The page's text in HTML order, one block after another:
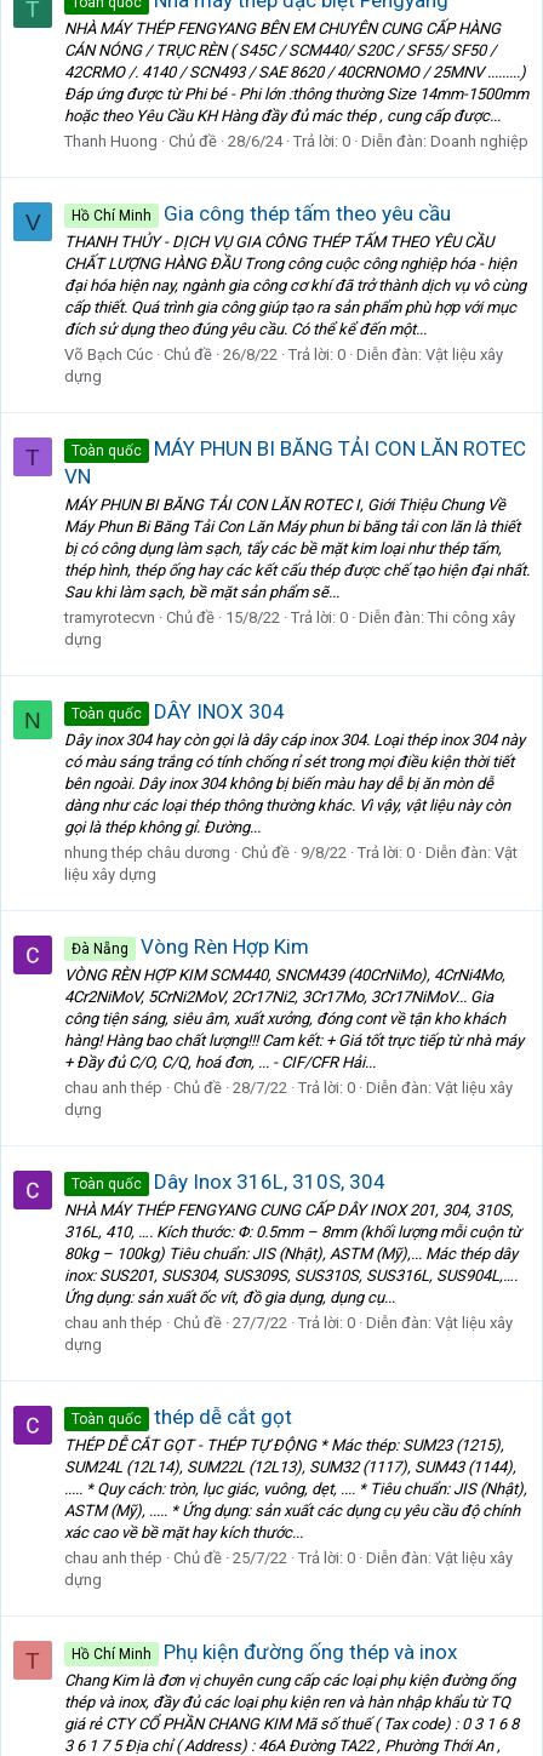
T
NHÀ MÁY THÉP FENGYANG BÊN EM CHUYÊN CUNG CẤP HÀNG
CÁN NÓNG / TRỤC RÈN ( S45C / SCM440/ S20C / SF55/ SF50 /
42CRMO /. 4140 / SCN493 / SAE 8620 / 40CRNOMO / 25MNV .........)
Đáp ứng được từ Phi bé - Phi lớn :thông thường Size 14mm-1500mm
hoặc theo Yêu Cầu KH Hàng đầy đủ mác thép , cung cấp được...
Thanh Huong
Chủ đề 28/6/24 Trả lời: 0 Diễn đàn: Doanh nghiệp
V Hồ Chí Minh Gia công thép tấm theo yêu cầu
THANH THỦY - DỊCH VỤ GIA CÔNG THÉP TẤM THEO YÊU CẦU
CHẤT LƯỢNG HÀNG ĐẦU Trong công cuộc công nghiệp hóa - hiện
đại hóa hiện nay, ngành gia công cơ khí đã trở thành dịch vụ vô cùng
cấp thiết. Quá trình gia công giúp tạo ra sản phẩm phù hợp với mục
đích sử dụng theo đúng yêu cầu. Có thể kể đến một...
Võ Bạch Cúc Chủ đề 26/8/22 Trả lời: 0 Diễn đàn: Vật liệu xây
dựng
T Toàn quốc
MÁY PHUN BI BĂNG TẢI CON LĂN ROTEC
VN
MÁY PHUN BI BĂNG TẢI CON LĂN ROTEC I, Giới Thiệu Chung Về
Máy Phun Bi Băng Tải Con Lăn Máy phun bi băng tải con lăn là thiết
bị có công dụng làm sạch, tẩy các bề mặt kim loại như thép tấm,
thép hình, thép ống hay các kết cấu thép được chế tạo hiện đại nhất.
Sau khi làm sạch, bề mặt sản phẩm sẽ...
tramyrotecvn
Chủ đề 15/8/22 Trả lời: 0 Diễn đàn: Thi công xây
dựng
N Toàn quốc DÂY INOX 304
Dây inox 304 hay còn gọi là dây cáp inox 304. Loại thép inox 304 này
có màu sáng trắng có tính chống rỉ sét trong mọi điều kiện thời tiết
bên ngoài. Dây inox 304 không bị biến màu hay dễ bị ăn mòn dễ
dàng như các loại thép thông thường khác. Vì vậy, vật liệu này còn
gọi là thép không gỉ. Đường...
nhung thép châu dương
Chủ đề 9/8/22 Trả lời: 0 Diễn đàn: Vật
liệu xây dựng
Đà Nẵng Vòng Rèn Hợp Kim
VÒNG RÈN HỢP KIM SCM440, SNCM439 (40CrNiMo), 4CrNi4Mo,
4Cr2NiMoV, 5CrNi2MoV, 2Cr17Ni2, 3Cr17Mo, 3Cr17NiMoV... Gia
công tiện sáng, siêu âm, xuất xưởng, đóng cont về tận kho khách
hàng! Hàng bao chất lượng!!! Cam kết: + Giá tốt trực tiếp từ nhà máy
+ Đầy đủ C/O, C/Q, hoá đơn, ... - CIF/CFR Hải...
chau anh thép
Chủ đề 28/7/22 Trả lời: 0 Diễn đàn: Vật liệu xây
dựng
Toàn quốc Dây Inox 316L, 310S, 304
NHÀ MÁY THÉP FENGYANG CUNG CẤP DÂY INOX 201, 304, 310S,
316L, 410, …. Kích thước: Φ: 0.5mm – 8mm (khối lượng mỗi cuộn từ
80kg – 100kg) Tiêu chuẩn: JIS (Nhật), ASTM (Mỹ),... Mác thép dây
inox: SUS201, SUS304, SUS309S, SUS310S, SUS316L, SUS904L,….
Ứng dụng: sản xuất ốc vít, đồ gia dụng, dụng cụ...
chau anh thép
Chủ đề 27/7/22 Trả lời: 0 Diễn đàn: Vật liệu xây
dựng
Toàn quốc thép dễ cắt gọt
THÉP DỄ CẮT GỌT - THÉP TỰ ĐỘNG * Mác thép: SUM23 (1215),
SUM24L (12L14), SUM22L (12L13), SUM32 (1117), SUM43 (1144),
..... * Quy cách: tròn, lục giác, vuông, dẹt, .... * Tiêu chuẩn: JIS (Nhật),
ASTM (Mỹ), ..... * Ứng dụng: sản xuất các dụng cụ yêu cầu độ chính
xác cao về bề mặt hay kích thước...
chau anh thép
Chủ đề 25/7/22 Trả lời: 0 Diễn đàn: Vật liệu xây
dựng
T Hồ Chí Minh Phụ kiện đường ống thép và inox
Chang Kim là đơn vị chuyên cung cấp các loại phụ kiện đường ống
thép và inox, đầy đủ các loại phụ kiện ren và hàn nhập khẩu từ TQ
giá rẻ CTY CỔ PHẦN CHANG KIM Mã số thuế ( Tax code) : 0 3 1 6 8
3 6 1 7 5 Địa chỉ ( Address) : 46A Đường TA22 , Phường Thới An ,